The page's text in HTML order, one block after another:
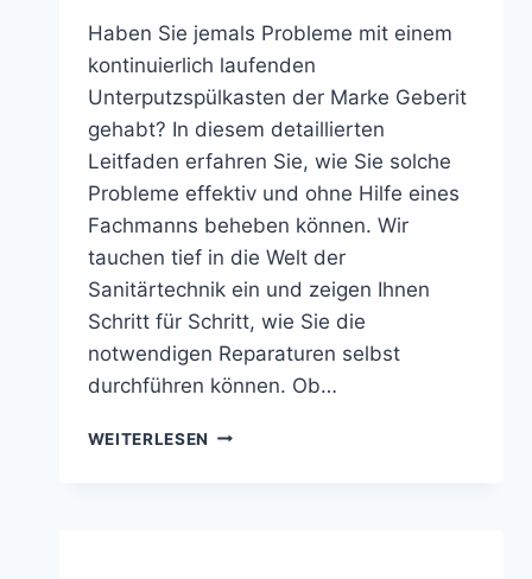
Haben Sie jemals Probleme mit einem
kontinuierlich laufenden
Unterputzspülkasten der Marke Geberit
gehabt? In diesem detaillierten
Leitfaden erfahren Sie, wie Sie solche
Probleme effektiv und ohne Hilfe eines
Fachmanns beheben können. Wir
tauchen tief in die Welt der
Sanitärtechnik ein und zeigen Ihnen
Schritt für Schritt, wie Sie die
notwendigen Reparaturen selbst
durchführen können. Ob…
WEITERLESEN GEBERIT